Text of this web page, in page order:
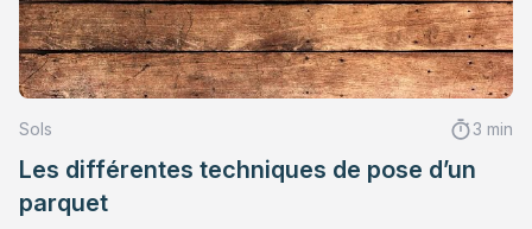
Sols 3 min
Les différentes techniques de pose d’un
parquet